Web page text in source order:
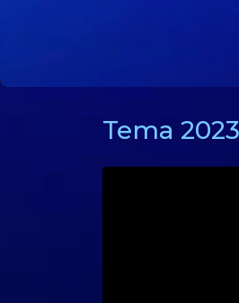
Tema